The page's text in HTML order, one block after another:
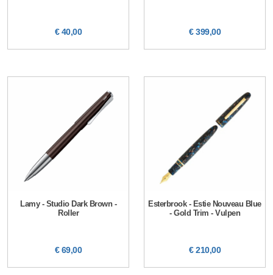
€ 40,00 € 399,00
Lamy - Studio Dark Brown -
Roller
€ 69,00
Esterbrook - Estie Nouveau Blue
- Gold Trim - Vulpen
€ 210,00